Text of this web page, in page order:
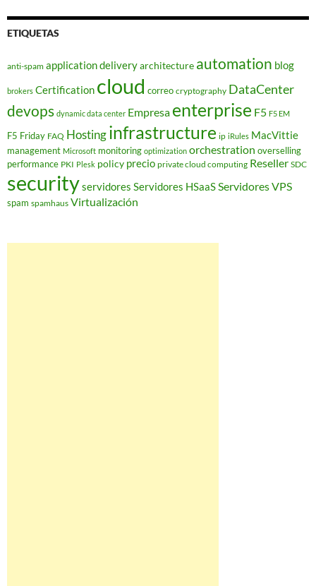
ETIQUETAS
anti-spam application deliveryarchitecture automation blog
brokers Certification cloud correo cryptography DataCenter
devops dynamic data center Empresa enterprise F5 F5 EM
F5 Friday FAQ Hostinginfrastructure ip iRules MacVittie
management Microsoft monitoring optimization orchestration overselling
performance PKI Plesk policy precio private cloud computing Reseller SDC
securityservidores Servidores HSaaSServidores VPS
spam spamhaus Virtualización